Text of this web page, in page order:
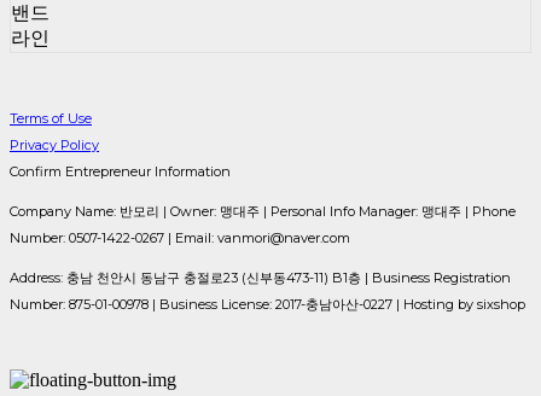
밴드
라인
Terms of Use
Privacy Policy
Confirm Entrepreneur Information
Company Name: 반모리 | Owner: 맹대주 | Personal Info Manager: 맹대주 | Phone
Number: 0507-1422-0267 | Email: vanmori@naver.com
Address: 충남 천안시 동남구 충절로23 (신부동473-11) B1층 | Business Registration
Number: 875-01-00978 | Business License: 2017-충남아산-0227 | Hosting by sixshop